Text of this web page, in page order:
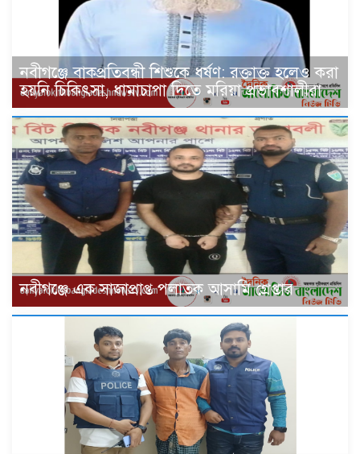
নবীগঞ্জে বাকপ্রতিবন্ধী শিশুকে ধর্ষণ: রক্তাক্ত হলেও করা
হয়নি চিকিৎসা, ধামাচাপা দিতে মরিয়া প্রভাবশালীরা
‎নবীগঞ্জে এক সাজাপ্রাপ্ত পলাতক আসামি গ্রেপ্তার